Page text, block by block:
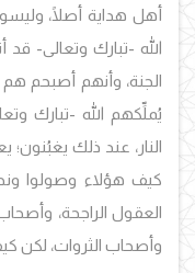
أهل هداية أصلًا،
الله -تبارك وتعالى-
الجنة، وأنهم أصبحم هم
يُملِّكهم الله -تبارك
النار، عند ذلك
كيف هؤلاء وصولوا
العقول الراجحة،
وأصحاب الثروات، لكن